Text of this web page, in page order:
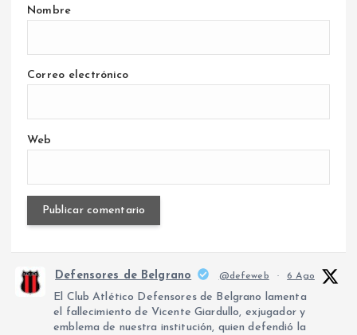
Nombre
Correo electrónico
Web
Defensores de Belgrano @defeweb · 6 Ago
El Club Atlético Defensores de Belgrano lamenta
el fallecimiento de Vicente Giardullo, exjugador y
emblema de nuestra institución, quien defendió la